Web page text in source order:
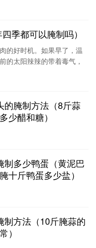
75千克桂皮100克绍酒
五花肉
季都可以腌制吗）
的好时机。如果早了，温
的太阳辣辣的带着毒气，
法野山椒1瓶、白萝卜1/2
、太太乐磨菇精1茶匙
的腌制方法（8斤蒜
少醋和糖）
制多少鸭蛋（黄泥巴
十斤鸭蛋多少盐）
制方法（10斤腌蒜的
）